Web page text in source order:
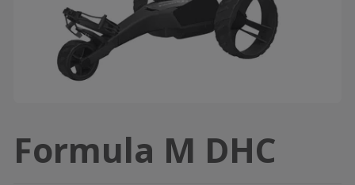
Formula M DHC